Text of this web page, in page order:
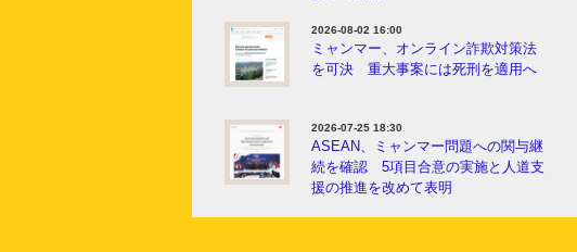
2026-08-02 16:00
ミャンマー、オンライン詐欺対策法
を可決 重大事案には死刑を適用へ
2026-07-25 18:30
ASEAN、ミャンマー問題への関与継
続を確認 5項目合意の実施と人道支
援の推進を改めて表明